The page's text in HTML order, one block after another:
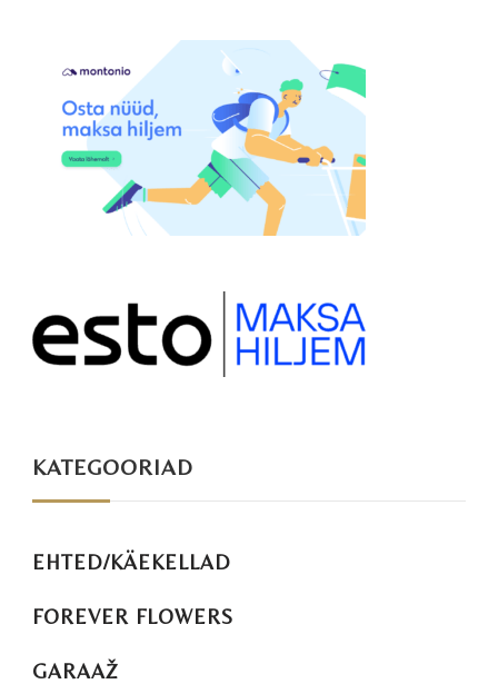
KATEGOORIAD
EHTED/KÄEKELLAD
FOREVER FLOWERS
GARAAŽ